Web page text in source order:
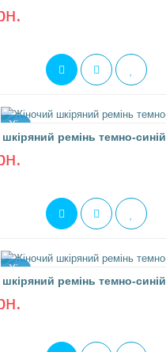
Хіт
ремінь темно-синій
Хіт
ремінь темно-синій